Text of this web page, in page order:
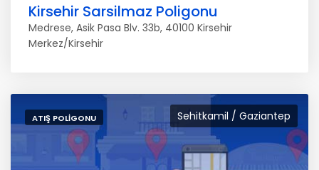
Kirsehir Sarsilmaz Poligonu
Medrese, Asik Pasa Blv. 33b, 40100 Kirsehir
Merkez/Kirsehir
Sehitkamil / Gaziantep
ATIŞ POLIGONU